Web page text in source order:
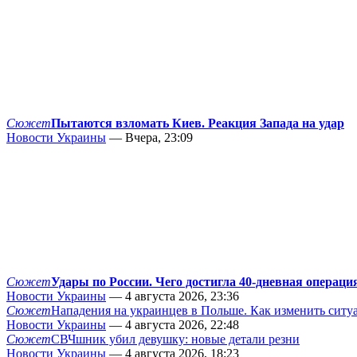
СюжетПытаются взломать Киев. Реакция Запада на удар
Новости Украины — Вчера, 23:09
СюжетУдары по России. Чего достигла 40-дневная
Новости Украины — 4 августа 2026, 23:36
СюжетНападения на украинцев в Польше. Как изменить
Новости Украины — 4 августа 2026, 22:48
СюжетСВЧшник убил девушку: новые детали резни
Новости Украины — 4 августа 2026, 18:23